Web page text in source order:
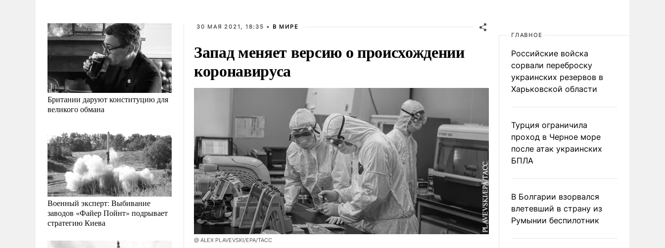
Британии даруют конституцию для
великого обмана
Военный эксперт: Выбивание
заводов «Файер Пойнт» подрывает
стратегию Киева
30 МАЯ 2021, 18:35 • В МИРЕ
Запад меняет версию о происхождении
коронавируса
@ ALEX PLAVEVSKI/EPA/ТАСС
ГЛАВНОЕ
Российские войска
сорвали переброску
украинских резервов в
Харьковской области
Турция ограничила
проход в Черное море
после атак украинских
БПЛА
В Болгарии взорвался
влетевший в страну из
Румынии беспилотник